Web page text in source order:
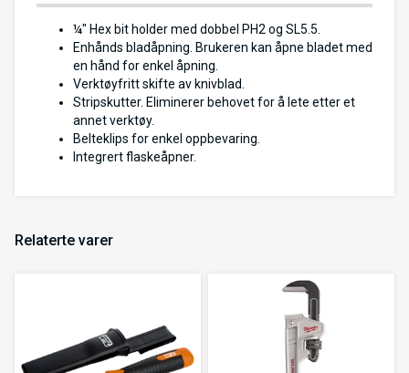
¼″ Hex bit holder med dobbel PH2 og SL5.5.
Enhånds bladåpning. Brukeren kan åpne bladet med
en hånd for enkel åpning.
Verktøyfritt skifte av knivblad.
Stripskutter. Eliminerer behovet for å lete etter et
annet verktøy.
Belteklips for enkel oppbevaring.
Integrert flaskeåpner.
Relaterte varer